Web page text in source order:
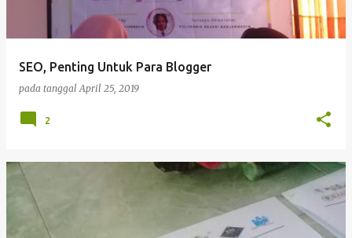
SEO, Penting Untuk Para Blogger
pada tanggalApril 25, 2019
2